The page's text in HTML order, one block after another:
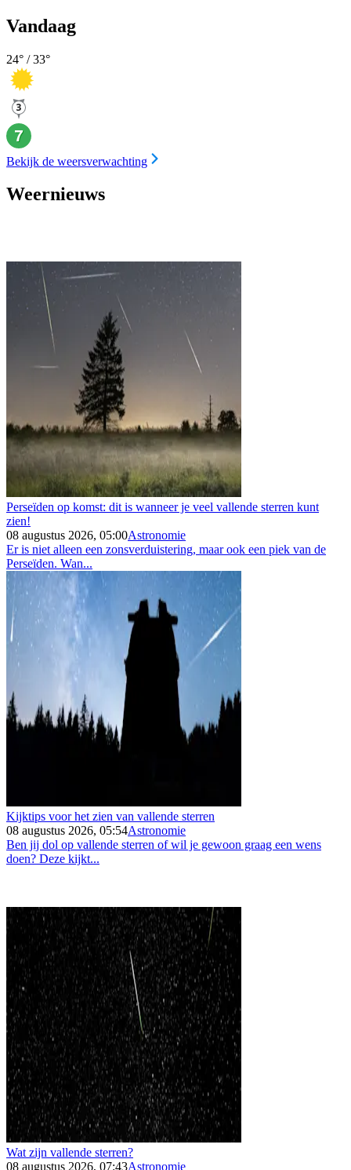
Vandaag
24° /33°
Bekijk de weersverwachting
Weernieuws
Perseïden op komst: dit is wanneer je veel vallende sterren kunt
zien!
08 augustus 2026, 05:00Astronomie
Er is niet alleen een zonsverduistering, maar ook een piek van de
Perseïden. Wan...
Kijktips voor het zien van vallende sterren
08 augustus 2026, 05:54Astronomie
Ben jij dol op vallende sterren of wil je gewoon graag een wens
doen? Deze kijkt...
Wat zijn vallende sterren?
08 augustus 2026, 07:43Astronomie